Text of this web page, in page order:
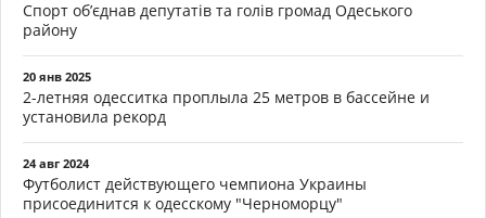
Спорт об’єднав депутатів та голів громад Одеського
району
20 янв 2025
2-летняя одесситка проплыла 25 метров в бассейне и
установила рекорд
24 авг 2024
Футболист действующего чемпиона Украины
присоединится к одесскому "Черноморцу"